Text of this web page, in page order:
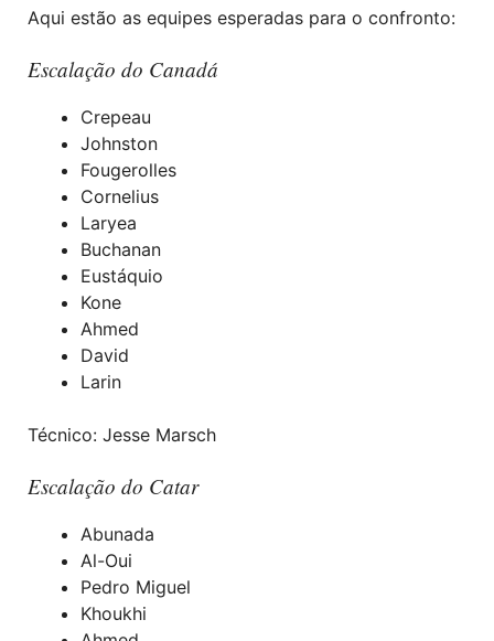
Aqui estão as equipes esperadas para o confronto:
Escalação do Canadá
Crepeau
Johnston
Fougerolles
Cornelius
Laryea
Buchanan
Eustáquio
Kone
Ahmed
David
Larin
Técnico: Jesse Marsch
Escalação do Catar
Abunada
Al-Oui
Pedro Miguel
Khoukhi